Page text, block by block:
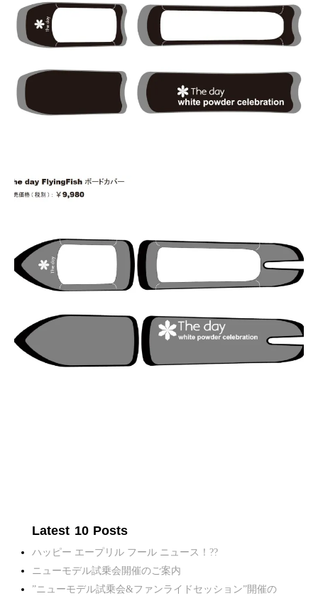
Latest 10 Posts
ハッピー エープリル フール ニュース！??
ニューモデル試乗会開催のご案内
”ニューモデル試乗会&ファンライドセッション”開催の